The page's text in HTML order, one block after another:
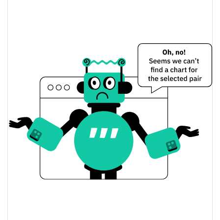
$0,0000028405404
6.85%
Dünkü Hacim $109,9555
Bitcoin Fiyat Geçmişi
7g Düşük/7g Yüksek
$0,0000024704129 /
$0,0000064542113
$0,0000026660158 /